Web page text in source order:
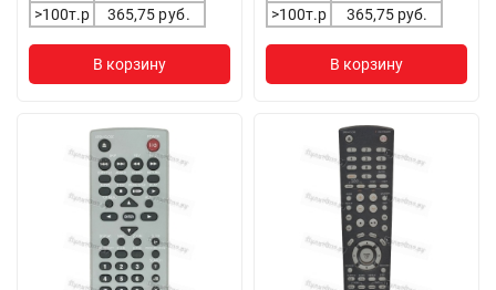
>100т.р
365,75 руб.
В корзину
>100т.р
365,75 руб.
В корзину